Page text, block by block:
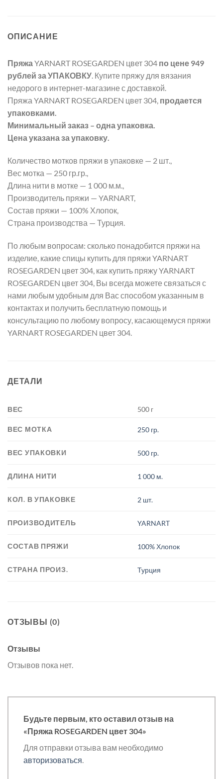
ОПИСАНИЕ
ПряжаYARNART ROSEGARDEN цвет 304 по цене 949
рублей за УПАКОВКУ. Купите пряжу для вязания
недорого в интернет-магазине с доставкой.
Пряжа YARNART ROSEGARDEN цвет 304, продается
упаковками.
Минимальный заказ – одна упаковка.
Цена указана за упаковку.
Количество мотков пряжи в упаковке — 2 шт.,
Вес мотка — 250 гр.гр.,
Длина нити в мотке — 1 000 м.м.,
Производитель пряжи — YARNART,
Состав пряжи — 100% Хлопок,
Страна производства — Турция.
По любым вопросам: сколько понадобится пряжи на
изделие, какие спицы купить для пряжи YARNART
ROSEGARDEN цвет 304, как купить пряжу YARNART
ROSEGARDEN цвет 304, Вы всегда можете связаться с
нами любым удобным для Вас способом указанным в
контактах и получить бесплатную помощь и
консультацию по любому вопросу, касающемуся пряжи
YARNART ROSEGARDEN цвет 304.
ДЕТАЛИ
ВЕС 500 г
ВЕС МОТКА 250 гр.
ВЕС УПАКОВКИ 500 гр.
ДЛИНА НИТИ 1 000 м.
КОЛ. В УПАКОВКЕ 2 шт.
ПРОИЗВОДИТЕЛЬ YARNART
СОСТАВ ПРЯЖИ 100% Хлопок
СТРАНА ПРОИЗ. Турция
ОТЗЫВЫ (0)
Отзывы
Отзывов пока нет.
Будьте первым, кто оставил отзыв на
«Пряжа ROSEGARDEN цвет 304»
Для отправки отзыва вам необходимо
авторизоваться.